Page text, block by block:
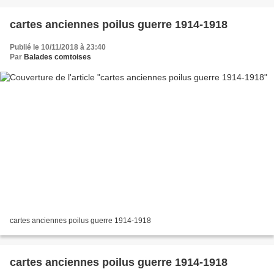
cartes anciennes poilus guerre 1914-1918
Publié le 10/11/2018 à 23:40
Par Balades comtoises
cartes anciennes poilus guerre 1914-1918
cartes anciennes poilus guerre 1914-1918